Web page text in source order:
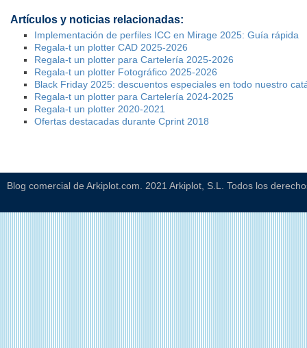
Artículos y noticias relacionadas:
Implementación de perfiles ICC en Mirage 2025: Guía rápida
Regala-t un plotter CAD 2025-2026
Regala-t un plotter para Cartelería 2025-2026
Regala-t un plotter Fotográfico 2025-2026
Black Friday 2025: descuentos especiales en todo nuestro
Regala-t un plotter para Cartelería 2024-2025
Regala-t un plotter 2020-2021
Ofertas destacadas durante Cprint 2018
Blog comercial de Arkiplot.com. 2021 Arkiplot, S.L. Todos los